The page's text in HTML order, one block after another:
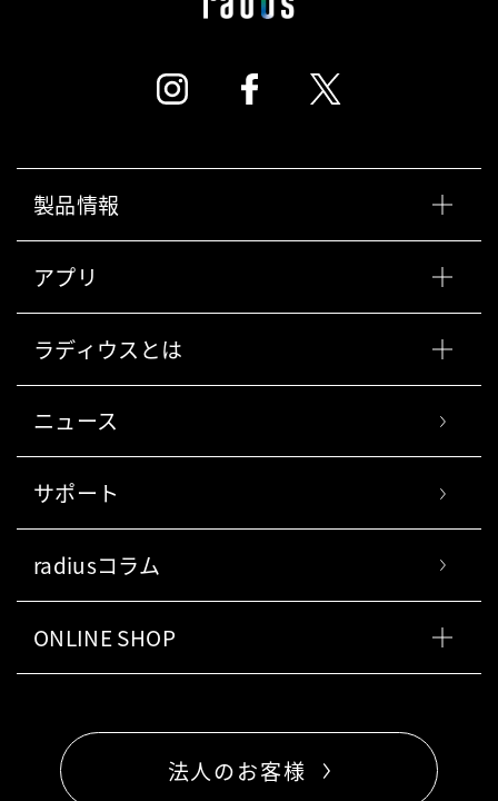
製品情報
アプリ
ラディウスとは
ニュース
サポート
radiusコラム
ONLINE SHOP
法人のお客様